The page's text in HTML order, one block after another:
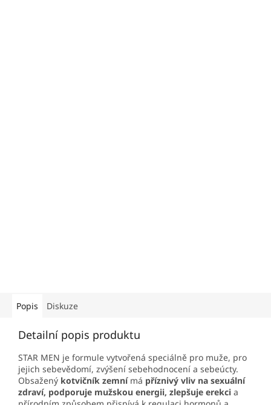
Popis Diskuze
Detailní popis produktu
STAR MEN je formule vytvořená speciálně pro muže, pro
jejich sebevědomí, zvýšení sebehodnocení a sebeúcty.
Obsažený kotvičník zemnímá příznivý vliv na sexuální
zdraví, podporuje mužskou energii, zlepšuje erekci a